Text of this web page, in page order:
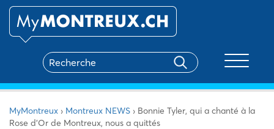
MyMontreux › Montreux NEWS › Bonnie Tyler, qui a chanté à la
Rose d’Or de Montreux, nous a quittés